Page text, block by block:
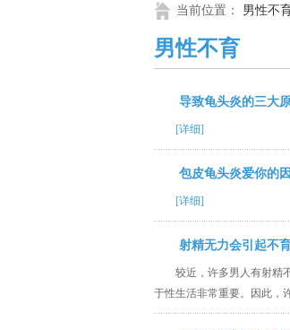
当前位置： 男性不
男性不育
导致龟头炎的三大
[详细]
包皮龟头炎爱你的
[详细]
射精无力会引起不
较近，许多男人有射精
于性生活非常重要。因此，